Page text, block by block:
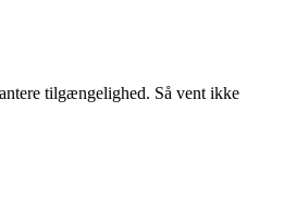
tilgængelighed. Så vent ikke